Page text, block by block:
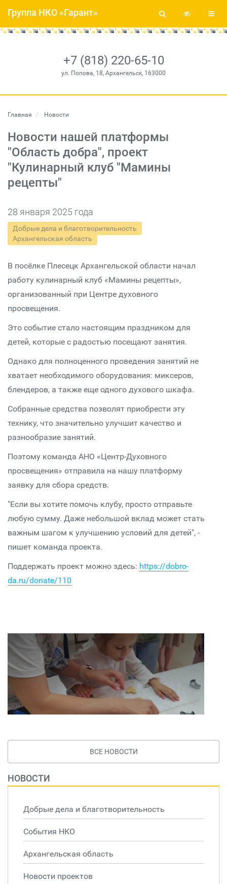
+7 (818) 220-65-10
ул. Попова, 18, Архангельск, 163000
Группа НКО «Гарант»
Главная Новости
Новости нашей платформы
"Область добра", проект
"Кулинарный клуб "Мамины
рецепты"
28 января 2025 года
Добрые дела и благотворительность
Архангельская область
В посёлке Плесецк Архангельской области начал
работу кулинарный клуб «Мамины рецепты»,
организованный при Центре духовного
просвещения.
Это событие стало настоящим праздником для
детей, которые с радостью посещают занятия.
Однако для полноценного проведения занятий не
хватает необходимого оборудования: миксеров,
блендеров, а также еще одного духового шкафа.
Собранные средства позволят приобрести эту
технику, что значительно улучшит качество и
разнообразие занятий.
Поэтому команда АНО «Центр-Духовного
просвещения» отправила на нашу платформу
заявку для сбора средств.
"Если вы хотите помочь клубу, просто отправьте
любую сумму. Даже небольшой вклад может стать
важным шагом к улучшению условий для детей", -
пишет команда проекта.
Поддержать проект можно здесь: https://dobro-
da.ru/donate/110
ВСЕ НОВОСТИ
НОВОСТИ
Добрые дела и благотворительность
События НКО
Архангельская область
Новости проектов